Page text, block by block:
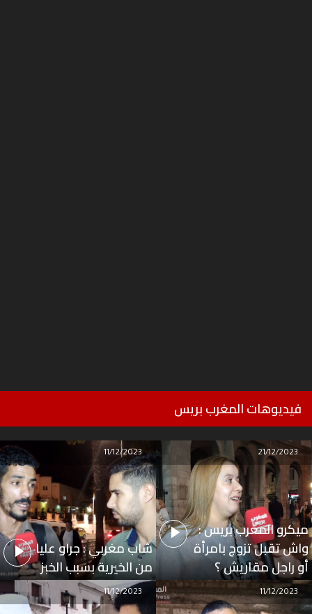
فيديوهات المغرب بريس
ميكرو المغرب بريس :
واش تقبل تزوج بامرأة
أو راجل مقاريش ؟
21/12/2023
شاب مغربي : جراو عليا
من الخيرية بسبب الخبز
11/12/2023
11/12/2023
11/12/2023